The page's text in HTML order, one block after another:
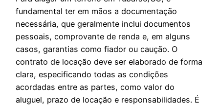
fundamental ter em mãos a documentação
necessária, que geralmente inclui documentos
pessoais, comprovante de renda e, em alguns
casos, garantias como fiador ou caução. O
contrato de locação deve ser elaborado de forma
clara, especificando todas as condições
acordadas entre as partes, como valor do
aluguel, prazo de locação e responsabilidades. É